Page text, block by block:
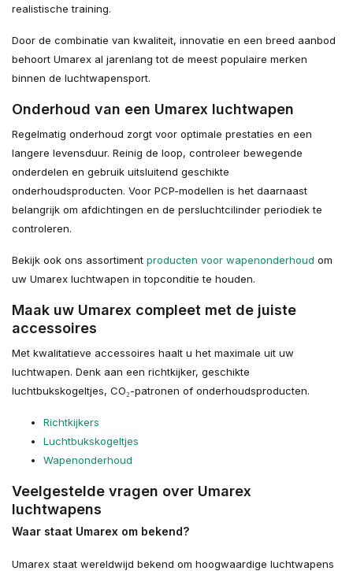
realistische training.
Door de combinatie van kwaliteit, innovatie en een breed aanbod
behoort Umarex al jarenlang tot de meest populaire merken
binnen de luchtwapensport.
Onderhoud van een Umarex luchtwapen
Regelmatig onderhoud zorgt voor optimale prestaties en een
langere levensduur. Reinig de loop, controleer bewegende
onderdelen en gebruik uitsluitend geschikte
onderhoudsproducten. Voor PCP-modellen is het daarnaast
belangrijk om afdichtingen en de persluchtcilinder periodiek te
controleren.
Bekijk ook ons assortiment producten voor wapenonderhoud om
uw Umarex luchtwapen in topconditie te houden.
Maak uw Umarex compleet met de juiste
accessoires
Met kwalitatieve accessoires haalt u het maximale uit uw
luchtwapen. Denk aan een richtkijker, geschikte
luchtbukskogeltjes, CO₂-patronen of onderhoudsproducten.
Richtkijkers
Luchtbukskogeltjes
Wapenonderhoud
Veelgestelde vragen over Umarex
luchtwapens
Waar staat Umarex om bekend?
Umarex staat wereldwijd bekend om hoogwaardige luchtwapens